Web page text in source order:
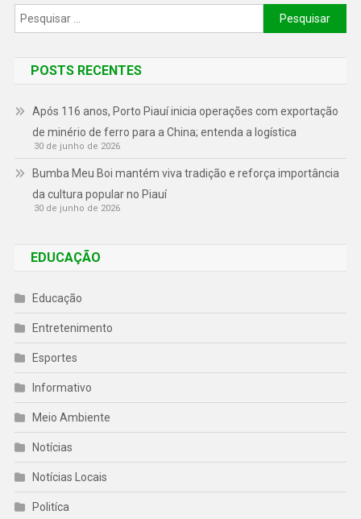
POSTS RECENTES
Após 116 anos, Porto Piauí inicia operações com exportação
de minério de ferro para a China; entenda a logística
30 de junho de 2026
Bumba Meu Boi mantém viva tradição e reforça importância
da cultura popular no Piauí
30 de junho de 2026
EDUCAÇÃO
Educação
Entretenimento
Esportes
Informativo
Meio Ambiente
Notícias
Notícias Locais
Politíca